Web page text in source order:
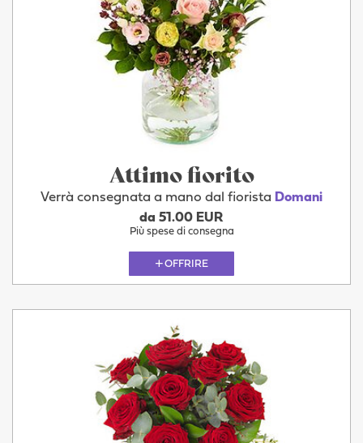
Attimo fiorito
Verrà consegnata a mano dal fiorista Domani
da 51.00 EUR
Più spese di consegna
OFFRIRE